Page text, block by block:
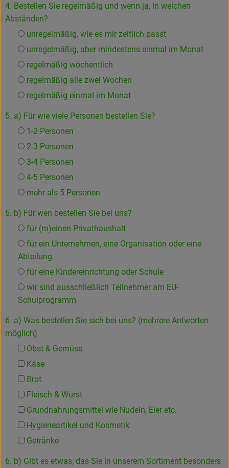
4. Bestellen Sie regelmäßig und wenn ja, in welchen
Abständen?
unregelmäßig, wie es mir zeitlich passt
unregelmäßig, aber mindestens einmal im Monat
regelmäßig wöchentlich
regelmäßig alle zwei Wochen
regelmäßig einmal im Monat
5. a) Für wie viele Personen bestellen Sie?
1-2 Personen
2-3 Personen
3-4 Personen
4-5 Personen
mehr als 5 Personen
5. b) Für wen bestellen Sie bei uns?
für (m)einen Privathaushalt
für ein Unternehmen, eine Organisation oder eine
Abteilung
für eine Kindereinrichtung oder Schule
wir sind ausschließlich Teilnehmer am EU-
Schulprogramm
6. a) Was bestellen Sie sich bei uns? (mehrere Antworten
möglich)
Obst & Gemüse
Käse
Brot
Fleisch & Wurst
Grundnahrungsmittel wie Nudeln, Eier etc.
Hygieneartikel und Kosmetik
Getränke
6. b) Gibt es etwas, das Sie in unserem Sortiment besonders